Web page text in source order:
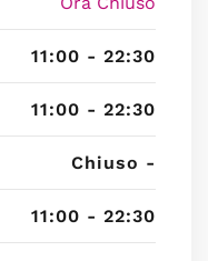
11:00 - 22:30
11:00 - 22:30
Chiuso -
11:00 - 22:30